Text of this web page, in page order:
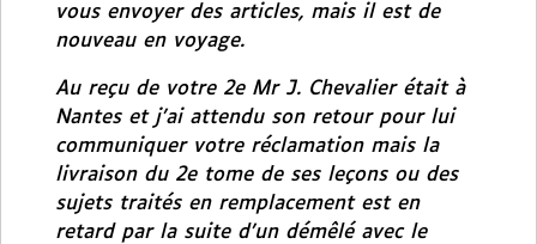
vous envoyer des articles, mais il est de
nouveau en voyage.
Au reçu de votre 2e Mr J. Chevalier était à
Nantes et j’ai attendu son retour pour lui
communiquer votre réclamation mais la
livraison du 2e tome de ses leçons ou des
sujets traités en remplacement est en
retard par la suite d’un démêlé avec le